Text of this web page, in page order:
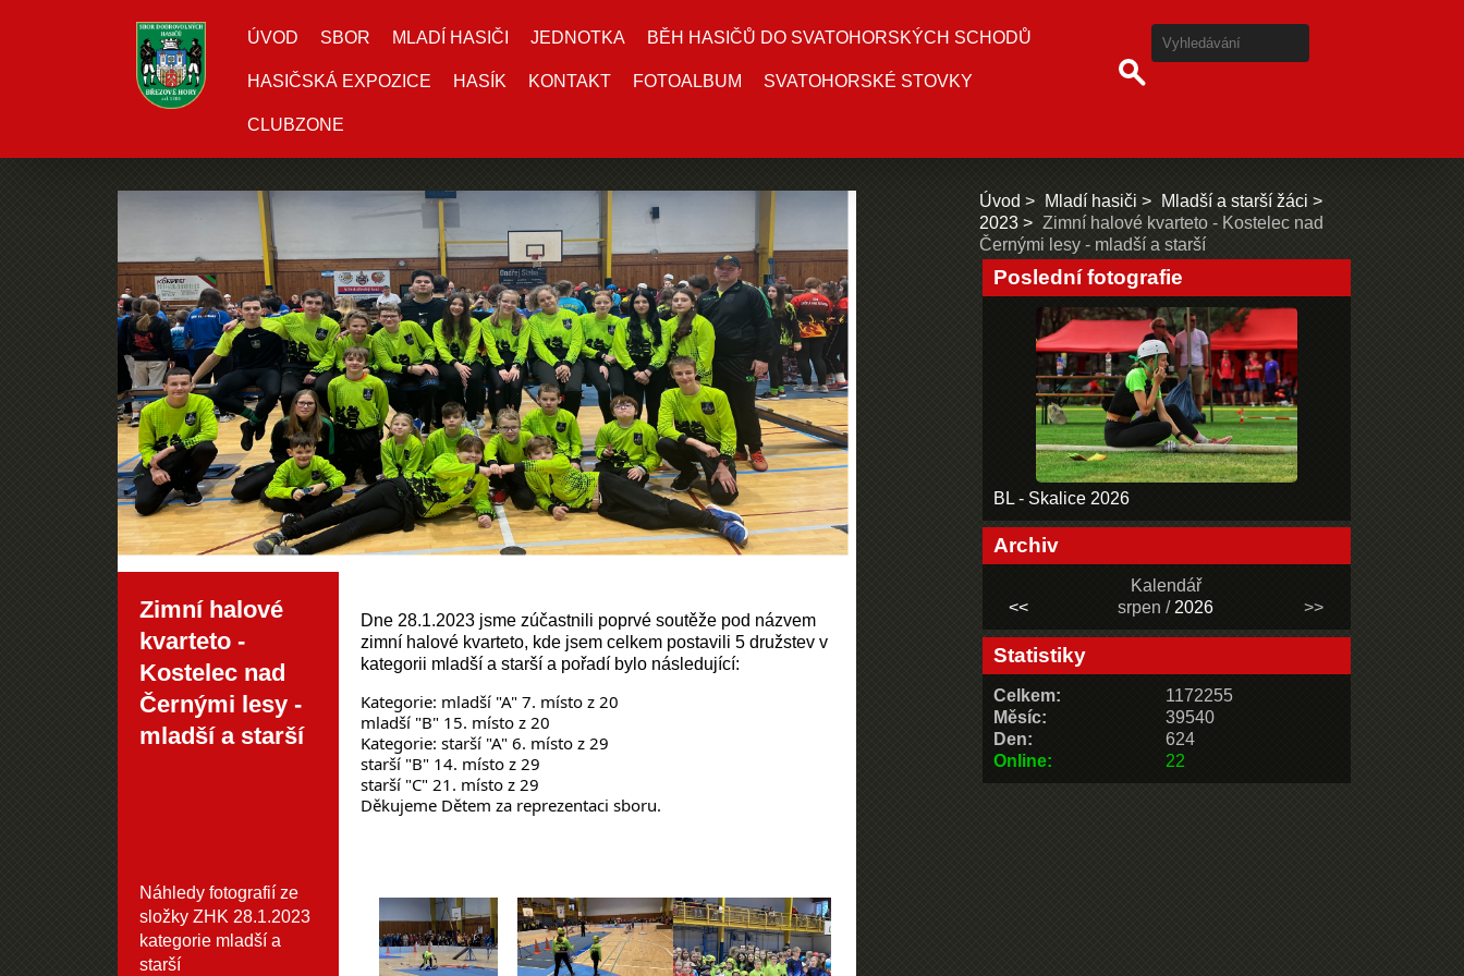
ÚVOD SBOR MLADÍ HASIČI JEDNOTKA BĚH HASIČŮ DO SVATOHORSKÝCH SCHODŮ
HASIČSKÁ EXPOZICE HASÍK KONTAKT FOTOALBUM SVATOHORSKÉ STOVKY
CLUBZONE
Zimní halové
kvarteto -
Kostelec nad
Černými lesy -
mladší a starší
Dne 28.1.2023 jsme zúčastnili poprvé soutěže pod názvem
zimní halové kvarteto, kde jsem celkem postavili 5 družstev v
kategorii mladší a starší a pořadí bylo následující:
Kategorie: mladší "A" 7. místo z 20
mladší "B" 15. místo z 20
Kategorie: starší "A" 6. místo z 29
starší "B" 14. místo z 29
starší "C" 21. místo z 29
Děkujeme Dětem za reprezentaci sboru.
Náhledy fotografií ze
složky ZHK 28.1.2023
kategorie mladší a
starší
Úvod Mladí hasiči
Mladší a starší žáci
2023
Zimní halové kvarteto - Kostelec nad
Černými lesy - mladší a starší
Poslední fotografie
BL - Skalice 2026
Archiv
Kalendář
<<
srpen / 2026 >>
Statistiky
Online: 22
Celkem:
1172255
Měsíc:
39540
Den:
624